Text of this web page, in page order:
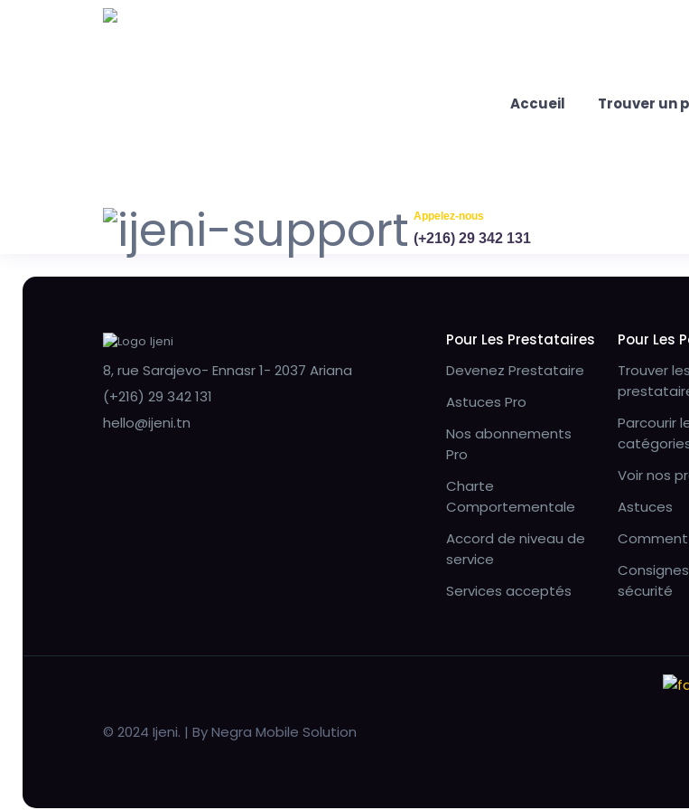
Accueil Trouver un
Appelez-nous
(+216) 29 342 131
8, rue Sarajevo- Ennasr 1- 2037 Ariana
(+216) 29 342 131
hello@ijeni.tn
Pour Les Prestataires
Devenez Prestataire
Astuces Pro
Nos abonnements
Pro
Charte
Comportementale
Accord de niveau de
service
Services acceptés
Pour Les
Trouver les
Parcourir
Voir nos
Astuces
sécurité
© 2024 Ijeni. | By Negra Mobile Solution